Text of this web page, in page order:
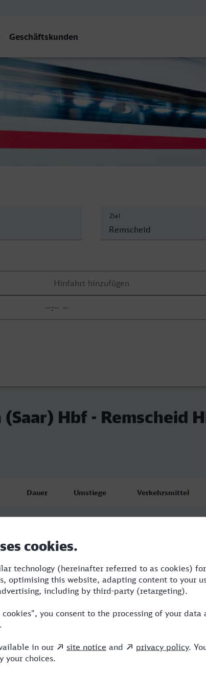
Geschäftskunden
Hbf
Ziel
Hbf - Remscheid
Dauer Umstiege Verkehrsmittel
5:11 R,VLX,ICE,NX
11:11 2 R,VLX,ICE